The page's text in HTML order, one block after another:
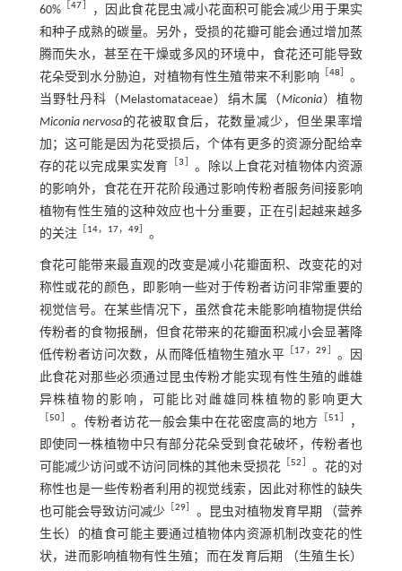
60% ［47］
，因此食花昆虫减小花面积可能会减少用于果实
和种子成熟的碳量。另外，受损的花瓣可能会通过增加蒸
腾而失水，甚至在干燥或多风的环境中，食花还可能导致
花朵受到水分胁迫，对植物有性生殖带来不利影响 ［48］ 。
当野牡丹科（Melastomataceae）绢木属（Miconia）植物
Miconia nervosa的花被取食后，花数量减少，但坐果率增
加；这可能是因为花受损后，个体有更多的资源分配给幸
存的花以完成果实发育 ［3］ 。除以上食花对植物体内资源
的影响外，食花在开花阶段通过影响传粉者服务间接影响
植物有性生殖的这种效应也十分重要，正在引起越来越多
的关注［14， 17， 49］ 。
食花可能带来最直观的改变是减小花瓣面积、改变花的对
称性或花的颜色，即影响一些对于传粉者访问非常重要的
视觉信号。在某些情况下，虽然食花未能影响植物提供给
传粉者的食物报酬，但食花带来的花瓣面积减小会显著降
低传粉者访问次数，从而降低植物生殖水平 ［17 ，29］ 。因
此食花对那些必须通过昆虫传粉才能实现有性生殖的雌雄
异株植物的影响，可能比对雌雄同株植物的影响更大
［50］ 。传粉者访花一般会集中在花密度高的地方 ［51］
，
即使同一株植物中只有部分花朵受到食花破坏，传粉者也
可能减少访问或不访问同株的其他未受损花 ［52］ 。花的对
称性也是一些传粉者利用的视觉线索，因此对称性的缺失
也可能会导致访问减少 ［29］ 。昆虫对植物发育早期 （营养
生长）的植食可能主要通过植物体内资源机制改变花的性
状，进而影响植物有性生殖；而在发育后期 （生殖生长）